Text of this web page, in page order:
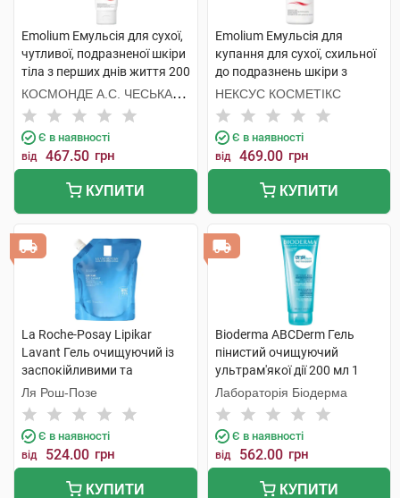
Emolium Емульсія для сухої,
чутливої, подразненої шкіри
тіла з перших днів життя 200
мл 1 туба
КОСМОНДЕ А.С. ЧЕСЬКА
РЕСПУБЛІКА
Є в наявності
від 467.50 грн
КУПИТИ
Emolium Емульсія для
купання для сухої, схильної
до подразнень шкіри з
перших днів життя 200 мл 1
флакон
НЕКСУС КОСМЕТІКС
Є в наявності
від 469.00 грн
КУПИТИ
La Roche-Posay Lipikar
Lavant Гель очищуючий із
заспокійливими та
захисними властивостями
400 мл 1 пакет
Ля Рош-Позе
Є в наявності
від 524.00 грн
КУПИТИ
Bioderma ABCDerm Гель
пінистий очищуючий
ультрам'якої дії 200 мл 1
туба
Лабораторія Біодерма
Є в наявності
від 562.00 грн
КУПИТИ